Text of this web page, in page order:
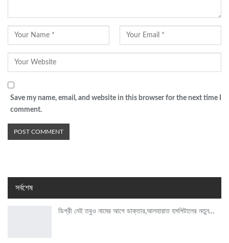
Save my name, email, and website in this browser for the next time I
comment.
সর্বশেষ
ডিগ্রী নেই তবুও নামের আগে ডাক্তার,আলহায়াত হসপিটালের নতুন…